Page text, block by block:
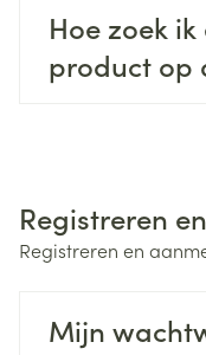
Hoe zoek
product op
Registreren
Registreren en
Mijn